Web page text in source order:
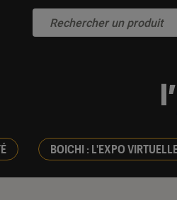
BOICHI : L'EXPO